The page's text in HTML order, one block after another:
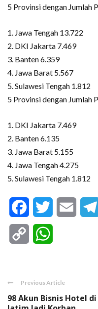
5 Provinsi dengan Jumlah
1. Jawa Tengah 13.722
2. DKI Jakarta 7.469
3. Banten 6.359
4. Jawa Barat 5.567
5. Sulawesi Tengah 1.812
5 Provinsi dengan Jumlah
1. DKI Jakarta 7.469
2. Banten 6.135
3. Jawa Barat 5.155
4. Jawa Tengah 4.275
5. Sulawesi Tengah 1.812
FacebookTwitter Email
Copy
Previous Article
98 Akun Bisnis Hotel di